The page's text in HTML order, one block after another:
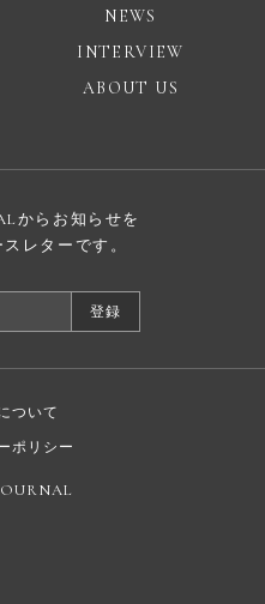
NEWS
INTERVIEW
ABOUT US
からお知らせを
レターです。
登録
ついて
ポリシー